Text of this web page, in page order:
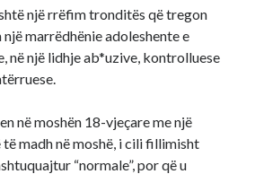
një rrëfim tronditës që tregon
marrëdhënie adoleshente e
në një lidhje ab*uzive, kontrolluese
në moshën 18-vjeçare me një
të madh në moshë, i cili fillimisht
“normale”, por që u